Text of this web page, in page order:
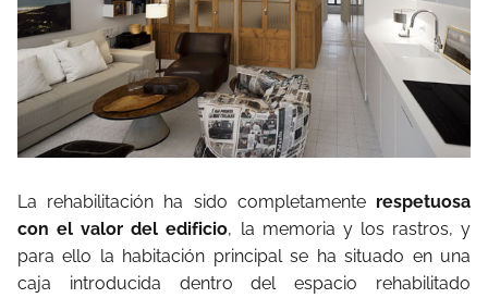
La rehabilitación ha sido completamenterespetuosa
con el valor del edificio, la memoria y los rastros, y
para ello la habitación principal se ha situado en una
caja introducida dentro del espacio rehabilitado